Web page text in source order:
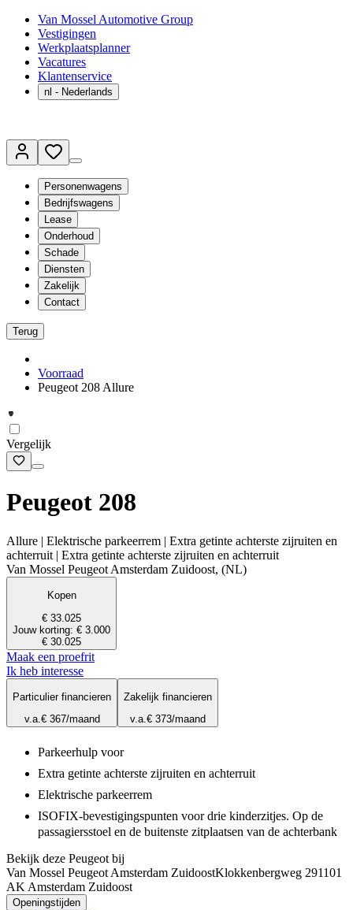
Van Mossel Automotive Group
Vestigingen
Werkplaatsplanner
Vacatures
Klantenservice
nl - Nederlands
Personenwagens
Bedrijfswagens
Lease
Onderhoud
Schade
Diensten
Zakelijk
Contact
Terug
Voorraad
Peugeot 208 Allure
Vergelijk
Peugeot 208
Allure | Elektrische parkeerrem | Extra getinte achterste zijruiten en
achterruit | Extra getinte achterste zijruiten en achterruit
Van Mossel Peugeot Amsterdam Zuidoost, (NL)
Kopen
€ 33.025
Jouw korting: € 3.000
€ 30.025
Maak een proefrit
Ik heb interesse
Particulier financieren
v.a.€ 367/maand
Zakelijk financieren
v.a.€ 373/maand
Parkeerhulp voor
Extra getinte achterste zijruiten en achterruit
Elektrische parkeerrem
ISOFIX-bevestigingspunten voor drie kinderzitjes. Op de
passagiersstoel en de buitenste zitplaatsen van de achterbank
Bekijk deze Peugeot bij
Van Mossel Peugeot Amsterdam ZuidoostKlokkenbergweg 291101
AK Amsterdam Zuidoost
Openingstijden